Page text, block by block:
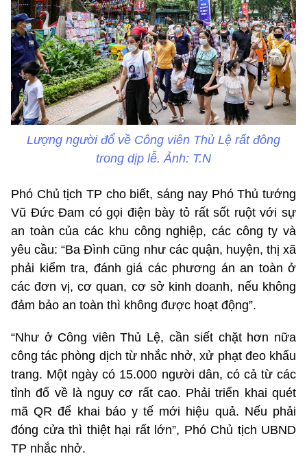
Lượng người đổ về Công viên Thủ Lệ rất đông
trong dịp lễ. Ảnh: T.N
Phó Chủ tịch TP cho biết, sáng nay Phó Thủ tướng
Vũ Đức Đam có gọi điện bày tỏ rất sốt ruột với sự
an toàn của các khu công nghiệp, các công ty và
yêu cầu: “Ba Đình cũng như các quận, huyện, thị xã
phải kiểm tra, đánh giá các phương án an toàn ở
các đơn vị, cơ quan, cơ sở kinh doanh, nếu không
đảm bảo an toàn thì không được hoạt động”.
“Như ở Công viên Thủ Lệ, cần siết chặt hơn nữa
công tác phòng dịch từ nhắc nhở, xử phạt đeo khẩu
trang. Một ngày có 15.000 người dân, có cả từ các
tỉnh đổ về là nguy cơ rất cao. Phải triển khai quét
mã QR để khai báo y tế mới hiệu quả. Nếu phải
đóng cửa thì thiệt hại rất lớn”, Phó Chủ tịch UBND
TP nhắc nhở.